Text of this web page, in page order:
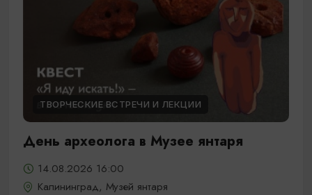
ТВОРЧЕСКИЕ ВСТРЕЧИ И ЛЕКЦИИ
День археолога в Музее янтаря
14.08.2026 16:00
Калининград, Музей янтаря